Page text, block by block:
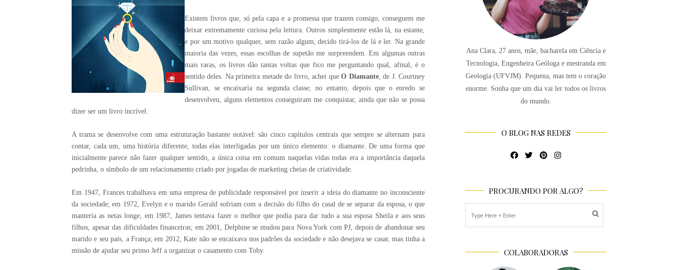
Existem livros que, só pela capa e a promessa que trazem consigo, conseguem me
deixar extremamente curiosa pela leitura. Outros simplesmente estão lá, na estante,
e por um motivo qualquer, sem razão algum, decido tirá-los de lá e ler. Na grande
maioria das vezes, essas escolhas de supetão me surpreendem. Em algumas outras
mais raras, os livros dão tantas voltas que fico me perguntando qual, afinal, é o
sentido deles. Na primeira metade do livro, achei queO Diamante, de J. Courtney
Sullivan, se encaixaria na segunda classe; no entanto, depois que o enredo se
desenvolveu, alguns elementos conseguiram me conquistar, ainda que não se possa
dizer ser um livro incrível.
A trama se desenvolve com uma estruturação bastante notável: são cinco capítulos centrais que sempre se alternam para
contar, cada um, uma história diferente, todas elas interligadas por um único elemento: o diamante. De uma forma que
inicialmente parece não fazer qualquer sentido, a única coisa em comum naquelas vidas todas era a importância daquela
pedrinha, o símbolo de um relacionamento criado por jogadas de marketing cheias de criatividade.
Em 1947, Frances trabalhava em uma empresa de publicidade responsável por inserir a ideia do diamante no inconsciente
da sociedade; em 1972, Evelyn e o marido Gerald sofriam com a decisão do filho do casal de se separar da esposa, o que
manteria as netas longe; em 1987, James tentava fazer o melhor que podia para dar tudo a sua esposa Sheila e aos seus
filhos, apesar das dificuldades financeiras; em 2001, Delphine se mudou para Nova York com PJ, depois de abandonar seu
marido e seu país, a França; em 2012, Kate não se encaixava nos padrões da sociedade e não desejava se casar, mas tinha a
missão de ajudar seu primo Jeff a organizar o casamento com Toby.
Ana Clara, 27 anos, mãe, bacharela em Ciência e
Tecnologia, Engenheira Geóloga e mestranda em
Geologia (UFVJM). Pequena, mas tem o coração
enorme. Sonha que um dia vai ler todos os livros
do mundo.
O BLOG NAS REDES
PROCURANDO POR ALGO?
COLABORADORAS